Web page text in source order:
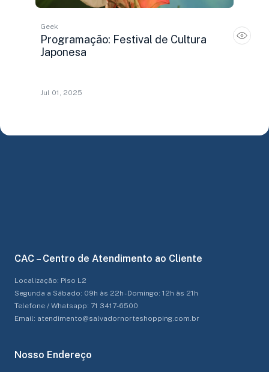
Geek
Programação: Festival de Cultura
Japonesa
Jul 01, 2025
CAC – Centro de Atendimento ao Cliente
Localização: Piso L2
Segunda a Sábado: 09h às 22h - Domingo: 12h às 21h
Telefone / Whatsapp: 71 3417-6500
Email: atendimento@salvadornorteshopping.com.br
Nosso Endereço